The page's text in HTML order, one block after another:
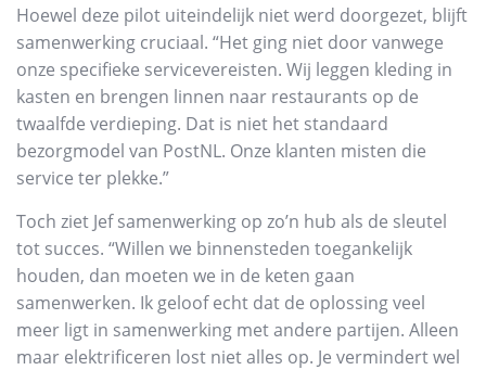
Hoewel deze pilot uiteindelijk niet werd doorgezet, blijft
samenwerking cruciaal. “Het ging niet door vanwege
onze specifieke servicevereisten. Wij leggen kleding in
kasten en brengen linnen naar restaurants op de
twaalfde verdieping. Dat is niet het standaard
bezorgmodel van PostNL. Onze klanten misten die
service ter plekke.”
Toch ziet Jef samenwerking op zo’n hub als de sleutel
tot succes. “Willen we binnensteden toegankelijk
houden, dan moeten we in de keten gaan
samenwerken. Ik geloof echt dat de oplossing veel
meer ligt in samenwerking met andere partijen. Alleen
maar elektrificeren lost niet alles op. Je vermindert wel